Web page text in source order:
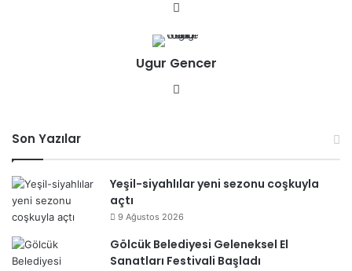
sit
esi
Ugur Gencer
Son Yazılar
Yeşil-siyahlılar yeni sezonu coşkuyla
açtı
9 Ağustos 2026
Gölcük Belediyesi Geleneksel El
Sanatları Festivali Başladı